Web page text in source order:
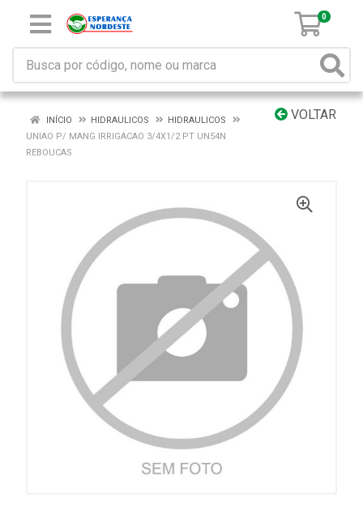
0
VOLTAR
INÍCIO HIDRAULICOS
HIDRAULICOS
UNIAO P/ MANG IRRIGACAO 3/4X1/2 PT UN54N
REBOUCAS